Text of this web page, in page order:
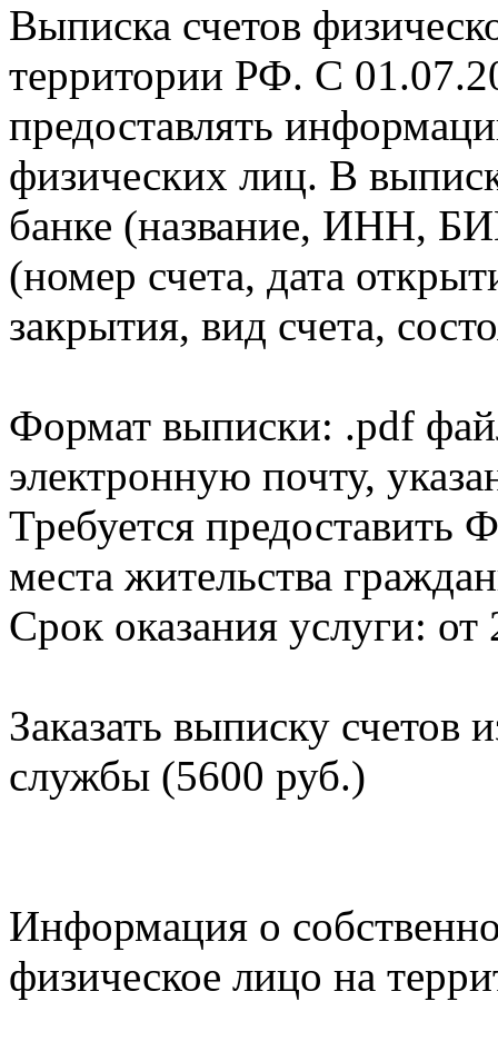
Выписка счетов
территории РФ. С
предоставлять
физических лиц. В
банке (название, ИНН,
(номер счета, дата
закрытия, вид счета,
Формат выписки: .pdf
электронную почту,
Требуется
места жительства
Срок оказания услуги: от
Заказать выписку счетов
службы (5600 руб.)
Информация о
физическое лицо на